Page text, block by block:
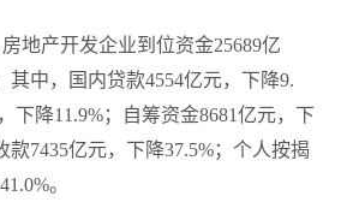
地产开发企业到位资金25689亿
其中，国内贷款4554亿元，下降9.
下降11.9%；自筹资金8681亿元，下
款7435亿元，下降37.5%；个人按揭
41.0%。